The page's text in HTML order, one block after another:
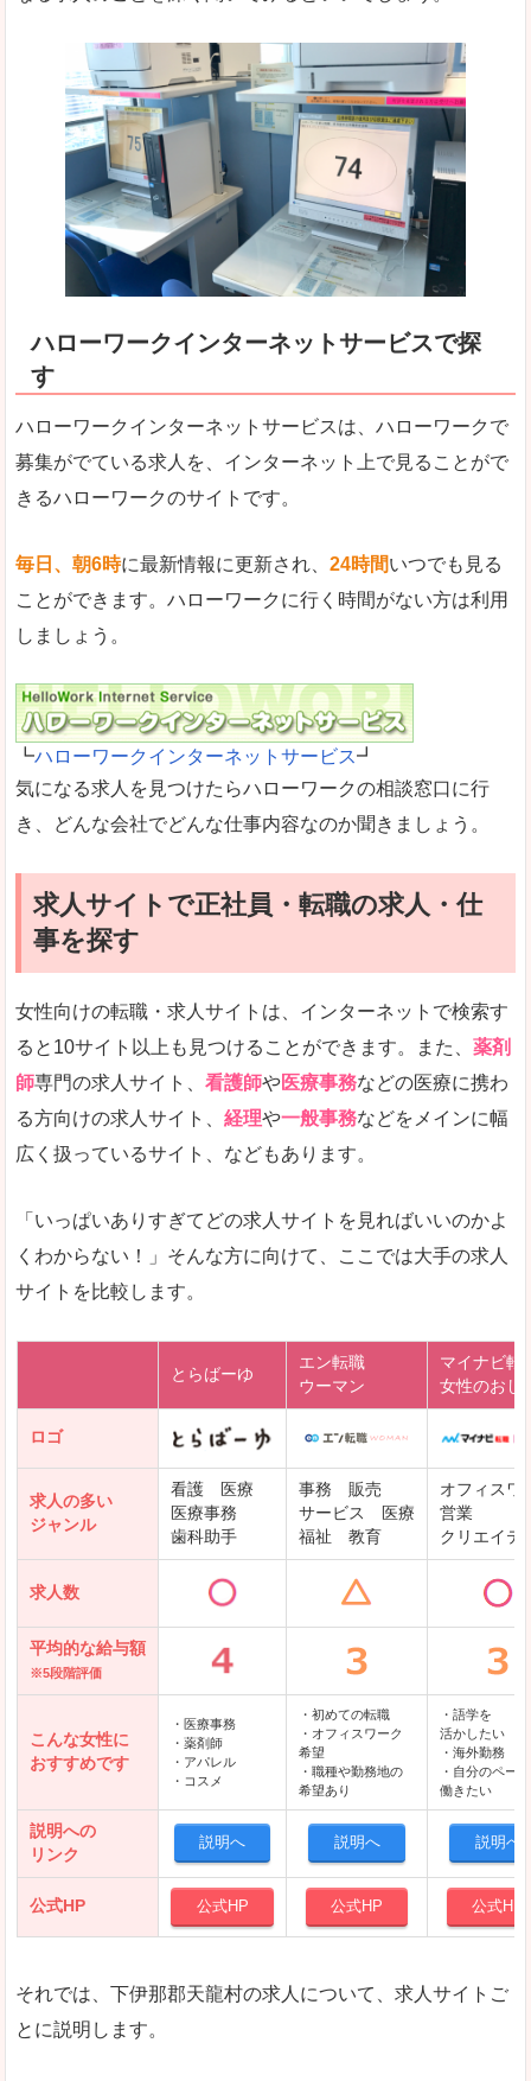
ハローワークインターネットサービスで探
す
ハローワークインターネットサービスは、ハローワークで
募集がでている求人を、インターネット上で見ることがで
きるハローワークのサイトです。
毎日、朝6時に最新情報に更新され、 24時間いつでも見る
ことができます。ハローワークに行く時間がない方は利用
しましょう。
┗ハローワークインターネットサービス┛
気になる求人を見つけたらハローワークの相談窓口に行
き、どんな会社でどんな仕事内容なのか聞きましょう。
求人サイトで正社員・転職の求人・仕
事を探す
女性向けの転職・求人サイトは、インターネットで検索す
ると10サイト以上も見つけることができます。また、 薬剤
師専門の求人サイト、 看護師や医療事務などの医療に携わ
る方向けの求人サイト、 経理や一般事務などをメインに幅
広く扱っているサイト、などもあります。
「いっぱいありすぎてどの求人サイトを見ればいいのかよ
くわからない！」そんな方に向けて、ここでは大手の求人
サイトを比較します。
とらばーゆ
エン転職
ウーマン
マイナビ転
女性のおし
ロゴ
求人の多い
ジャンル
看護 医療
医療事務
歯科助手
事務 販売
サービス 医療
福祉 教育
オフィスワ
営業
クリエイテ
求人数
平均的な給与額
※5段階評価
こんな女性に
おすすめです
・医療事務
・薬剤師
・アパレル
・コスメ
・初めての転職
・オフィスワーク
希望
・職種や勤務地の
希望あり
・語学を
活かしたい
・海外勤務
・自分のペー
働きたい
説明への
リンク
説明へ 説明へ 説明へ
公式HP 公式HP 公式HP 公式HP
それでは、下伊那郡天龍村の求人について、求人サイトご
とに説明します。